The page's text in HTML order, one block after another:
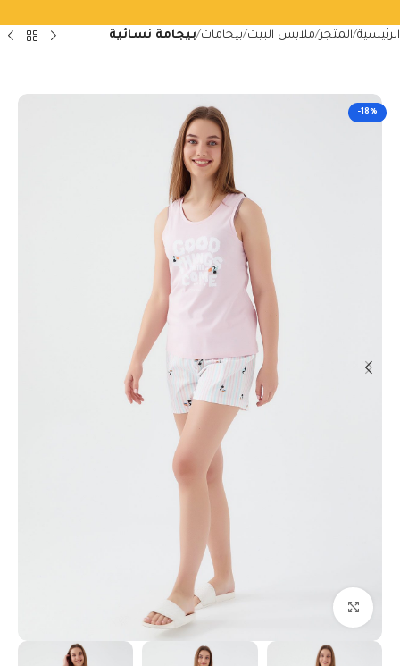
الرئيسية المتجر ملابس البيت بيجامات بيجامة نسائية
-18%
Click to enlarge